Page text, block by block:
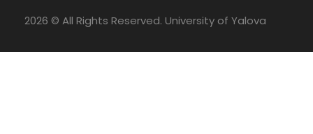
2026 © All Rights Reserved. University of Yalova